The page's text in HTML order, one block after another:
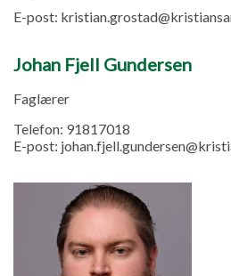
E-post:
Johan Fjell Gundersen
Faglærer
Telefon: 91817018
E-post: